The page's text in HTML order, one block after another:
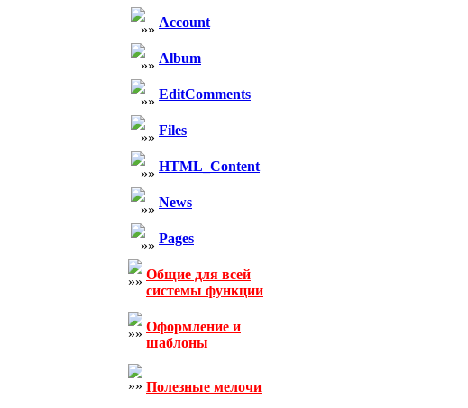
Account
Album
EditComments
Files
HTML_Content
News
Pages
Общие для всей
системы функции
Оформление и
шаблоны
Полезные мелочи